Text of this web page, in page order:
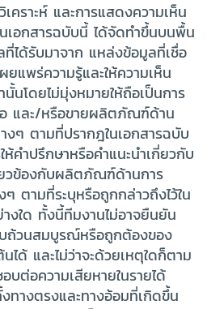
คราะห์ และการแสดงความเห็น
เอกสารฉบับนี้ ได้จัดทำขึ้นบนพื้น
ได้รับมาจาก แหล่งข้อมูลที่เชื่อ
ยแพร่ความรู้และให้ความเห็น
นโดยไม่มุ่งหมายให้ถือเป็นการ
และ/หรือขายผลิตภัณฑ์ด้าน
งๆ ตามที่ปรากฎในเอกสารฉบับ
ห้คำปรึกษาหรือคำแนะนำเกี่ยวกับ
วข้องกับผลิตภัณฑ์ด้านการ
ตามที่ระบุหรือถูกกล่าวถึงไว้ใน
งใด ทั้งนี้ทีมงานไม่อาจยืนยัน
ถ้วนสมบูรณ์หรือถูกต้องของ
ได้ และไม่ว่าจะด้วยเหตุใดก็ตาม
บต่อความเสียหายในรายได้
ทางตรงและทางอ้อมที่เกิดขึ้น